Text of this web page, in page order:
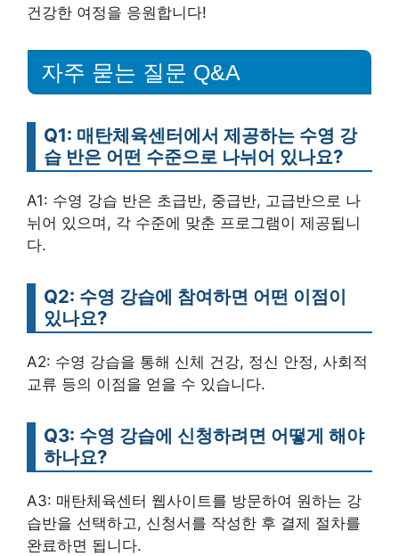
건강한 여정을 응원합니다!
자주 묻는 질문 Q&A
Q1: 매탄체육센터에서 제공하는 수영 강
습 반은 어떤 수준으로 나뉘어 있나요?
A1: 수영 강습 반은 초급반, 중급반, 고급반으로 나
뉘어 있으며, 각 수준에 맞춘 프로그램이 제공됩니
다.
Q2: 수영 강습에 참여하면 어떤 이점이
있나요?
A2: 수영 강습을 통해 신체 건강, 정신 안정, 사회적
교류 등의 이점을 얻을 수 있습니다.
Q3: 수영 강습에 신청하려면 어떻게 해야
하나요?
A3: 매탄체육센터 웹사이트를 방문하여 원하는 강
습반을 선택하고, 신청서를 작성한 후 결제 절차를
완료하면 됩니다.